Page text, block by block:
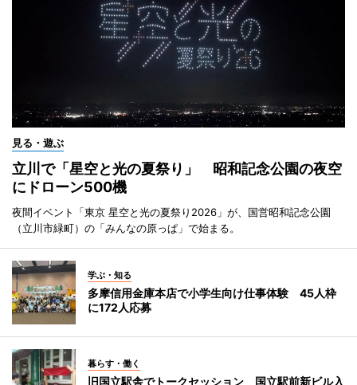
見る・遊ぶ
立川で「星空と光の夏祭り」 昭和記念公園の夜空
にドローン500機
夜間イベント「東京 星空と光の夏祭り2026」が、国営昭和記念公園
（立川市緑町）の「みんなの原っぱ」で始まる。
学ぶ・知る
多摩信用金庫本店で小学生向け仕事体験 45人枠
に172人応募
暮らす・働く
旧国立駅舎でトークセッション 国立駅前新ビル入